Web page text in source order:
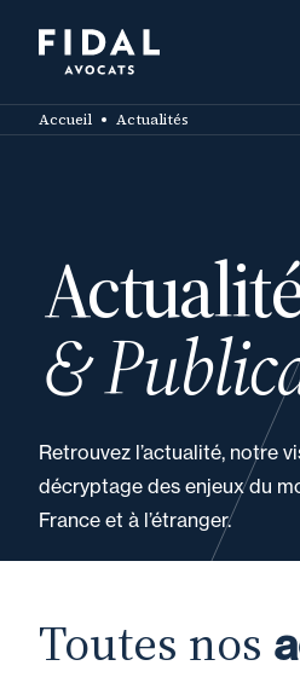
contenu
principal
Accueil Actualités
&
Retrouvez l’actualité, notre
décryptage des enjeux du
France et à l’étranger.
Toutes nos